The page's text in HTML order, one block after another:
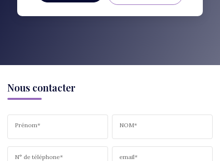
Nous contacter
Prénom* NOM*
N° de téléphone* email*